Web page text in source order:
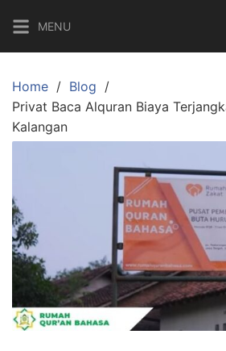
content
MENU
Home
Blog
Privat Baca Alquran Biaya
Kalangan